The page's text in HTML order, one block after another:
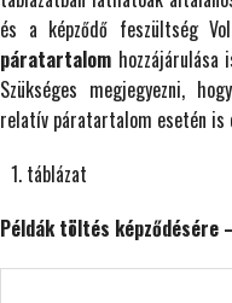
és a képződő feszültség
páratartalom hozzájárulása
Szükséges megjegyezni,
relatív páratartalom esetén is
táblázat
Példák töltés képződésére